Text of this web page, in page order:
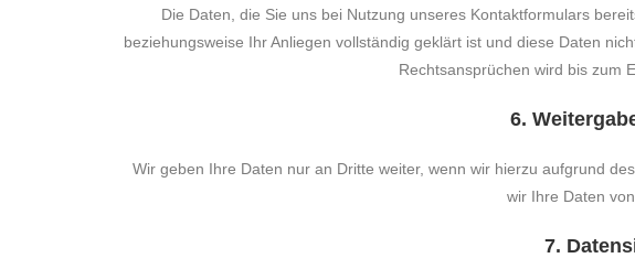
Die Daten, die Sie uns bei Nutzung unseres Kontaktformulars
beziehungsweise Ihr Anliegen vollständig geklärt ist und diese Daten
Rechtsansprüchen wird bis zum
6.
Wir geben Ihre Daten nur an Dritte weiter, wenn wir hierzu aufgrund
wir Ihre Daten
7.